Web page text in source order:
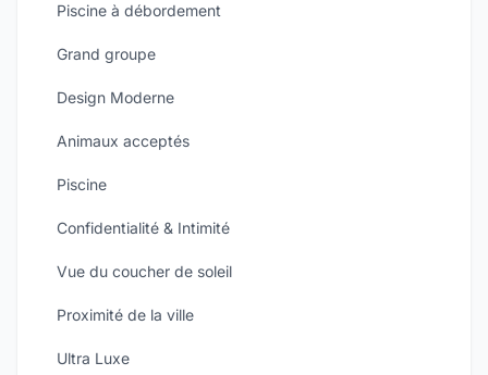
Piscine à débordement
Grand groupe
Design Moderne
Animaux acceptés
Piscine
Confidentialité & Intimité
Vue du coucher de soleil
Proximité de la ville
Ultra Luxe